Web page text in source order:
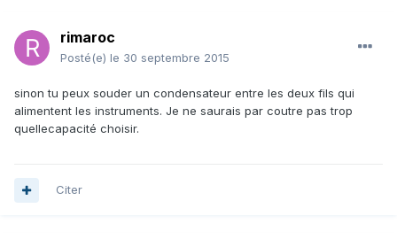
rimaroc
Posté(e) le 30 septembre 2015
sinon tu peux souder un condensateur entre les deux fils qui
alimentent les instruments. Je ne saurais par coutre pas trop
quellecapacité choisir.
Citer